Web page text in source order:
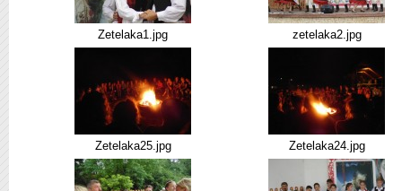
Zetelaka1.jpg zetelaka2.jpg
Zetelaka25.jpg Zetelaka24.jpg